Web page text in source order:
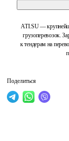
ATI.SU —
грузоперевозок.
к тендерам на
Поделиться